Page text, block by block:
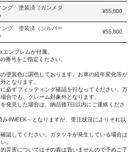
ング 塗装済（ガンメタ
¥55,800
ング 塗装済（シルバー
¥55,800
ンブレムが付属。
番号をご指定ください。
塗装色に調色しております。お車の経年変化等が
となります。
必ずフィッティング確認を行なってください。万
合でも、クレーム対象外となります。
発見した場合は、納品後7日以内にご連絡くださ
4WEEK～となりますが、受注状況によりそれ以
認してください。ガタツキが発生している場合は
。
災害についてはその責は負いませんので予めご了